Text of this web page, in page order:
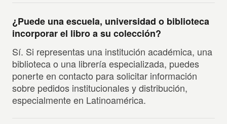
¿Puede una escuela, universidad o biblioteca
incorporar el libro a su colección?
Sí. Si representas una institución académica, una
biblioteca o una librería especializada, puedes
ponerte en contacto para solicitar información
sobre pedidos institucionales y distribución,
especialmente en Latinoamérica.